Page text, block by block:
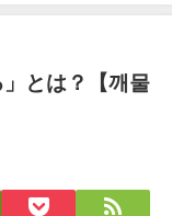
とは？【깨물